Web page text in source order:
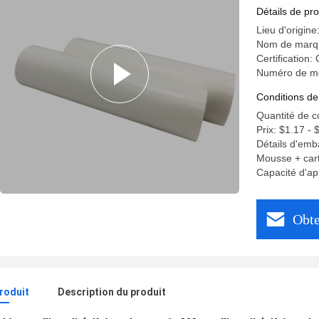
960mm
Détails de
Lieu
Nom de
Certification:
Numéro de
Conditions
Quantité de
Prix: $1.17 -
Détails
Mousse +
Capacité
Description du produit